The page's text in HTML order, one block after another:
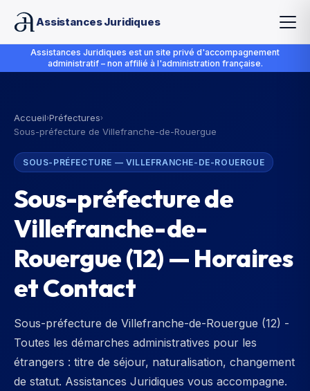
Assistances Juridiques
Assistances Juridiques est un site privé d'accompagnement
administratif – non affilié à l'administration française.
Accueil›Préfectures›
Sous-préfecture de Villefranche-de-Rouergue
SOUS-PRÉFECTURE — VILLEFRANCHE-DE-ROUERGUE
Sous-préfecture de
Villefranche-de-
Rouergue(12) — Horaires
et Contact
Sous-préfecture de Villefranche-de-Rouergue (12) -
Toutes les démarches administratives pour les
étrangers : titre de séjour, naturalisation, changement
de statut. Assistances Juridiques vous accompagne.